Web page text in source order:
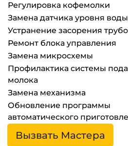
Регулировка кофемолки
Замена датчика уровня воды
Устранение засорения
Ремонт блока управления
Замена микросхемы
Профилактика системы
молока
Замена механизма
Обновление программы
автоматического
Вызвать Мастера